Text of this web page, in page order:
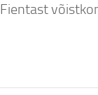
Fientast